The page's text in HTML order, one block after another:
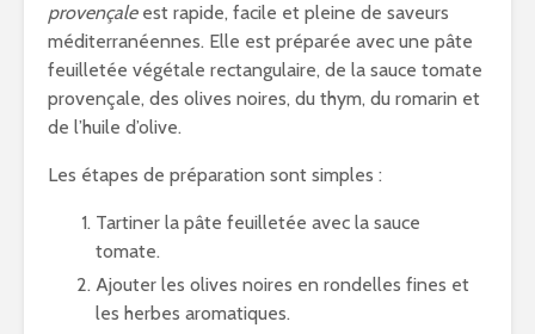
provençaleest rapide, facile et pleine de saveurs
méditerranéennes. Elle est préparée avec une pâte
feuilletée végétale rectangulaire, de la sauce tomate
provençale, des olives noires, du thym, du romarin et
de l’huile d’olive.
Les étapes de préparation sont simples :
Tartiner la pâte feuilletée avec la sauce
tomate.
Ajouter les olives noires en rondelles fines et
les herbes aromatiques.